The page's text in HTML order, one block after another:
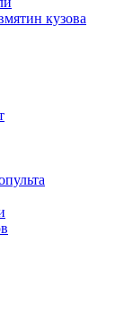
кузова